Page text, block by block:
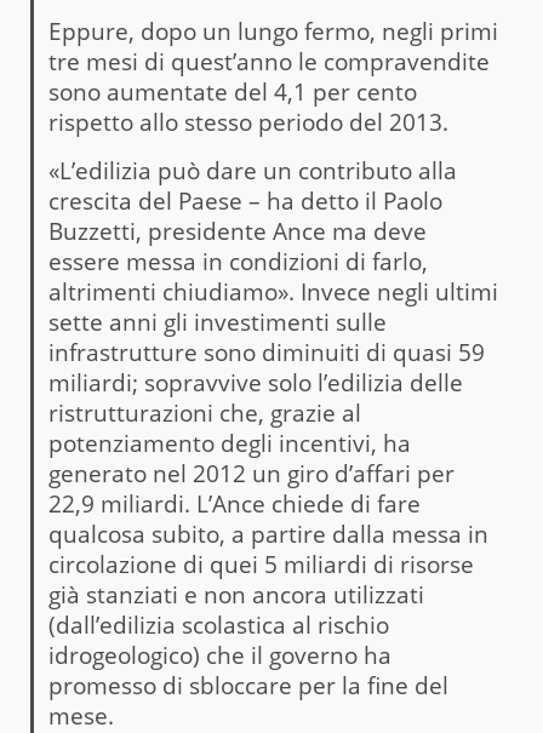
Eppure, dopo un lungo fermo, negli primi
tre mesi di quest’anno le compravendite
sono aumentate del 4,1 per cento
rispetto allo stesso periodo del 2013.
«L’edilizia può dare un contributo alla
crescita del Paese – ha detto il Paolo
Buzzetti, presidente Ance ma deve
essere messa in condizioni di farlo,
altrimenti chiudiamo». Invece negli ultimi
sette anni gli investimenti sulle
infrastrutture sono diminuiti di quasi 59
miliardi; sopravvive solo l’edilizia delle
ristrutturazioni che, grazie al
potenziamento degli incentivi, ha
generato nel 2012 un giro d’affari per
22,9 miliardi. L’Ance chiede di fare
qualcosa subito, a partire dalla messa in
circolazione di quei 5 miliardi di risorse
già stanziati e non ancora utilizzati
(dall’edilizia scolastica al rischio
idrogeologico) che il governo ha
promesso di sbloccare per la fine del
mese.